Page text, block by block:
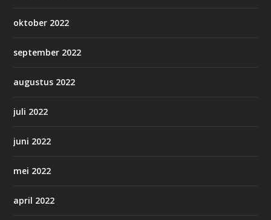
oktober 2022
september 2022
augustus 2022
juli 2022
juni 2022
mei 2022
april 2022